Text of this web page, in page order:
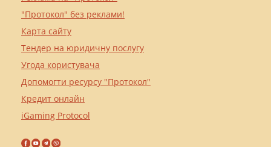
"Протокол" без реклами!
Карта сайту
Тендер на юридичну послугу
Угода користувача
Допомогти ресурсу "Протокол"
Кредит онлайн
iGaming Protocol